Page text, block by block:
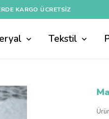
KARGO ÜCRETSİZ
Tekstil